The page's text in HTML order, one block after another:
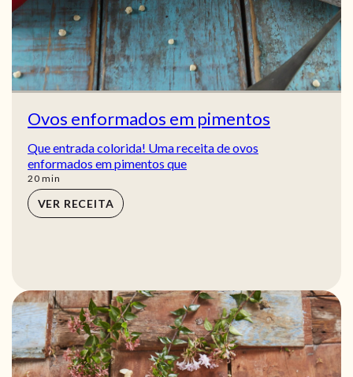
Ovos enformados em pimentos
Que entrada colorida! Uma receita de ovos
enformados em pimentos que
20min
min
VER RECEITA